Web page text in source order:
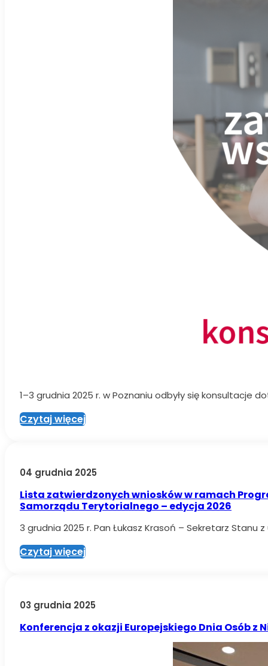
1–3 grudnia 2025 r. w Poznaniu odbyły się
Czytaj więcej
04 grudnia 2025
Lista zatwierdzonych wniosków w ramach
Samorządu Terytorialnego – edycja 2026
3 grudnia 2025 r. Pan Łukasz Krasoń – Sekretarz Stanu
Czytaj więcej
03 grudnia 2025
Konferencja z okazji Europejskiego Dnia Osób z